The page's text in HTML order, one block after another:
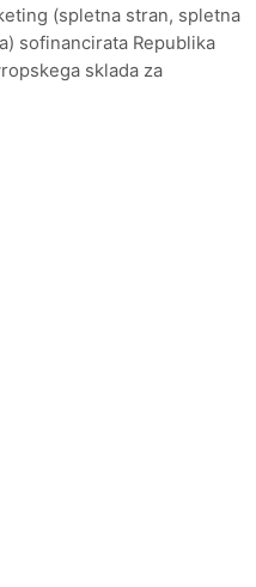
(spletna stran, spletna
sofinancirata Republika
sklada za